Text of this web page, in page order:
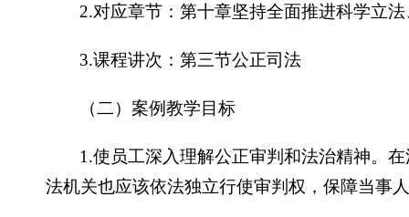
2.对应章节：第十章坚持全面推进科学立
3.课程讲次：第三节公正司法
（二）案例教学目标
1.使员工深入理解公正审判和法治精神。
法机关也应该依法独立行使审判权，保障当事